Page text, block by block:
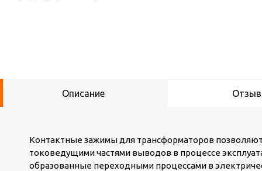
Описание
Контактные зажимы для трансформаторов
токоведущими частями выводов в процессе
образованные переходными процессами в